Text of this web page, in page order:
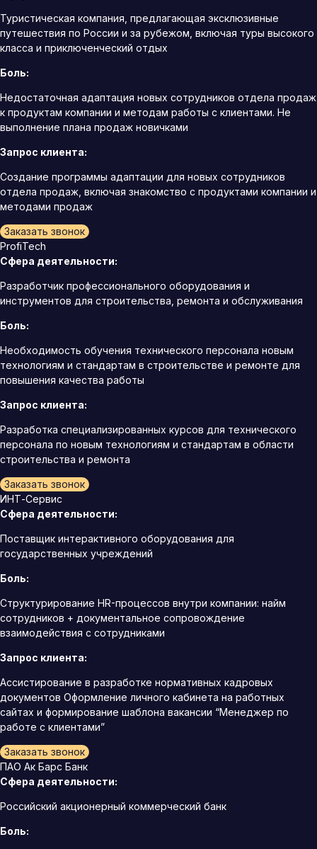
Туристическая компания, предлагающая эксклюзивные
путешествия по России и за рубежом, включая туры высокого
класса и приключенческий отдых
Боль:
Недостаточная адаптация новых сотрудников отдела продаж
к продуктам компании и методам работы с клиентами. Не
выполнение плана продаж новичками
Запрос клиента:
Создание программы адаптации для новых сотрудников
отдела продаж, включая знакомство с продуктами компании и
методами продаж
Заказать звонок
ProfiTech
Сфера деятельности:
Разработчик профессионального оборудования и
инструментов для строительства, ремонта и обслуживания
Боль:
Необходимость обучения технического персонала новым
технологиям и стандартам в строительстве и ремонте для
повышения качества работы
Запрос клиента:
Разработка специализированных курсов для технического
персонала по новым технологиям и стандартам в области
строительства и ремонта
Заказать звонок
ИНТ-Сервис
Сфера деятельности:
Поставщик интерактивного оборудования для
государственных учреждений
Боль:
Структурирование HR-процессов внутри компании: найм
сотрудников + документальное сопровождение
взаимодействия с сотрудниками
Запрос клиента:
Ассистирование в разработке нормативных кадровых
документов Оформление личного кабинета на работных
сайтах и формирование шаблона вакансии “Менеджер по
работе с клиентами”
Заказать звонок
ПАО Ак Барс Банк
Сфера деятельности:
Российский акционерный коммерческий банк
Боль: